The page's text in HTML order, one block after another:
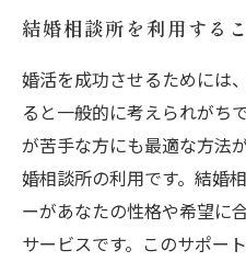
結婚相談所を利用する
婚活を成功させるためには
ると一般的に考えられがち
が苦手な方にも最適な方法
婚相談所の利用です。結婚
ーがあなたの性格や希望に
サービスです。このサポー